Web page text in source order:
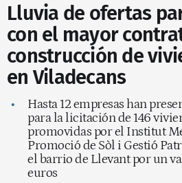
Lluvia de ofertas
con el mayor
construcción de
en Viladecans
Hasta 12 empresas han
para la licitación de 146
promovidas por el Institut
Promoció de Sòl i Gestió
el barrio de Llevant por un
euros